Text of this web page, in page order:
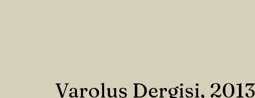
Varoluş Dergisi, 2013